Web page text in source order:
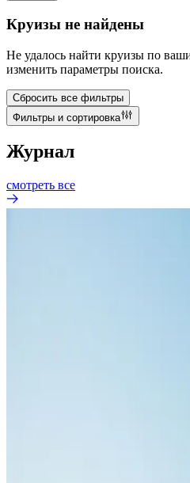
Круизы не найдены
Не удалось найти круизы по
изменить параметры поиска.
Сбросить все фильтры
Фильтры и сортировка
Журнал
смотреть все